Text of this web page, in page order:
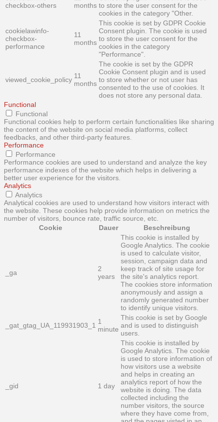
checkbox-others
months to store the user consent for the
cookies in the category "Other.
cookielawinfo-
checkbox-
performance
11
months
This cookie is set by GDPR Cookie
Consent plugin. The cookie is used
to store the user consent for the
cookies in the category
"Performance".
viewed_cookie_policy 11
months
The cookie is set by the GDPR
Cookie Consent plugin and is used
to store whether or not user has
consented to the use of cookies. It
does not store any personal data.
Functional
Functional
Functional cookies help to perform certain functionalities like sharing
the content of the website on social media platforms, collect
feedbacks, and other third-party features.
Performance
Performance
Performance cookies are used to understand and analyze the key
performance indexes of the website which helps in delivering a
better user experience for the visitors.
Analytics
Analytics
Analytical cookies are used to understand how visitors interact with
the website. These cookies help provide information on metrics the
number of visitors, bounce rate, traffic source, etc.
Cookie
Dauer Beschreibung
_ga
2
years
This cookie is installed by
Google Analytics. The cookie
is used to calculate visitor,
session, campaign data and
keep track of site usage for
the site's analytics report.
The cookies store information
anonymously and assign a
randomly generated number
to identify unique visitors.
_gat_gtag_UA_119931903_1 1
minute
This cookie is set by Google
and is used to distinguish
users.
_gid 1 day
This cookie is installed by
Google Analytics. The cookie
is used to store information of
how visitors use a website
and helps in creating an
analytics report of how the
website is doing. The data
collected including the
number visitors, the source
where they have come from,